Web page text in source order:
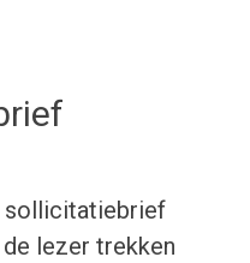
sollicitatiebrief
lezer trekken